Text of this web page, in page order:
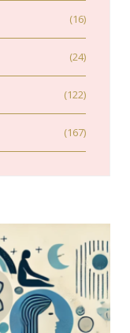
(16)
(24)
(122)
(167)